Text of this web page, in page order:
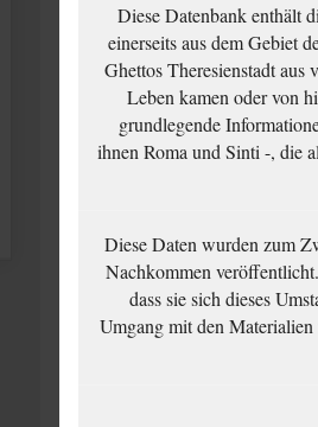
zachovalosti
Munk
vydání
Diese Datenbank enthält
einerseits aus dem Gebiet
Ghettos Theresienstadt aus
Leben kamen oder von
grundlegende
ihnen Roma und Sinti -, die
Diese Daten wurden zum
Nachkommen
dass sie sich dieses
Umgang mit den